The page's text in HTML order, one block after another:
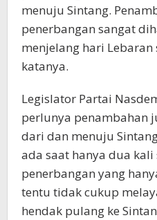
menuju Sintang.
penerbangan sangat
menjelang hari Lebaran
katanya.
Legislator Partai
perlunya penambahan
dari dan menuju
ada saat hanya dua
penerbangan yang
tentu tidak cukup
hendak pulang ke